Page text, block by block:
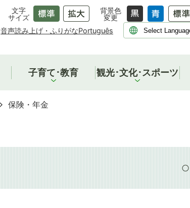
文字
サイズ
背景色
変更
音声読み上げ・ふりがなPortuguês
子育て･教育 観光･文化･スポーツ
保険・年金